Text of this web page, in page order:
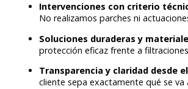
Intervenciones con criterio
No realizamos parches ni
Soluciones duraderas y
protección eficaz frente a
Transparencia y claridad desde
cliente sepa exactamente qué se va